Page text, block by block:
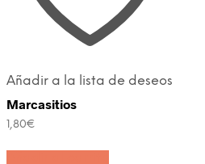
Añadir a la lista de deseos
Marcasitios
1,80€